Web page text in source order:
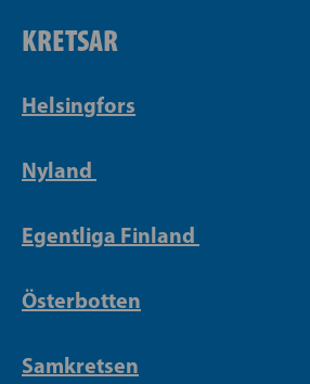
KRETSAR
Helsingfors
Nyland
Egentliga Finland
Österbotten
Samkretsen